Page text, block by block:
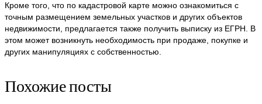
Кроме того, что по кадастровой карте можно ознакомиться с
точным размещением земельных участков и других объектов
недвижимости, предлагается также получить выписку из ЕГРН. В
этом может возникнуть необходимость при продаже, покупке и
других манипуляциях с собственностью.
Похожие посты